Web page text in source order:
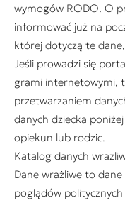
wymogów RODO. O
informować już na
której dotyczą te
Jeśli prowadzi się
grami internetowymi,
przetwarzaniem
danych dziecka
opiekun lub rodzic.
Katalog danych
Dane wrażliwe to
poglądów